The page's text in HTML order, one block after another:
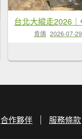
肯鴿 2026-07-29
合作夥伴 服務條款